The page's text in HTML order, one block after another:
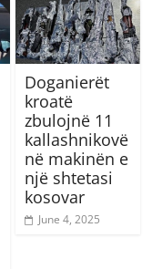
Doganierët
kroatë
zbulojnë 11
kallashnikovë
në makinën e
një shtetasi
kosovar
June 4, 2025